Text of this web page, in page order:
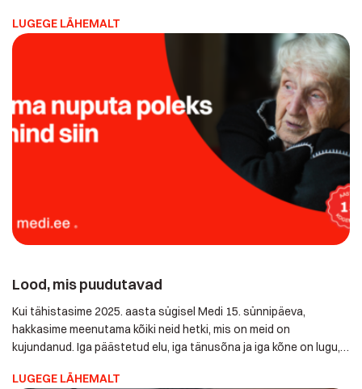
vastutus, mida kanname sügava austuse ja suure hoolivusega
juba 15 aastat. Meie eesmärk on, et […]
LUGEGE LÄHEMALT
Lood, mis puudutavad
Kui tähistasime 2025. aasta sügisel Medi 15. sünnipäeva,
hakkasime meenutama kõiki neid hetki, mis on meid on
kujundanud. Iga päästetud elu, iga tänusõna ja iga kõne on lugu,
vallast, kus proua kukkus oma kodu köögis ja veetis kolm
LUGEGE LÄHEMALT